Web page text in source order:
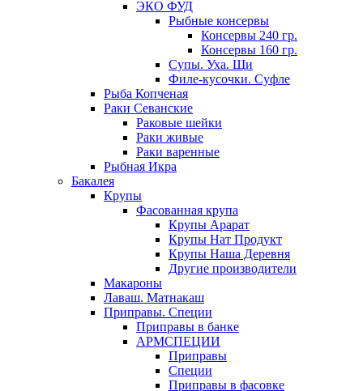
ЭКО ФУД
Рыбные консервы
Консервы 240 гр.
Консервы 160 гр.
Супы. Уха. Щи
Филе-кусочки. Суфле
Рыба Копченая
Раки Севанские
Раковые шейки
Раки живые
Раки варенные
Рыбная Икра
Бакалея
Крупы
Фасованная крупа
Крупы Арарат
Крупы Нат Продукт
Крупы Наша Деревня
Другие производители
Макароны
Лаваш. Матнакаш
Приправы. Специи
Приправы в банке
АРМСПЕЦИИ
Приправы
Специи
Приправы в фасовке